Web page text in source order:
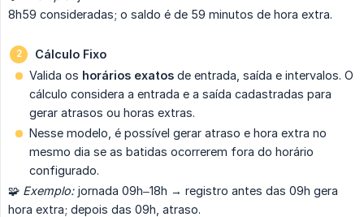
8h59 consideradas; o saldo é de 59 minutos de hora extra.
Cálculo Fixo
Valida os horários exatos de entrada, saída e intervalos. O
cálculo considera a entrada e a saída cadastradas para
gerar atrasos ou horas extras.
Nesse modelo, é possível gerar atraso e hora extra no
mesmo dia se as batidas ocorrerem fora do horário
configurado.
🧩 Exemplo:jornada 09h–18h → registro antes das 09h gera
hora extra; depois das 09h, atraso.